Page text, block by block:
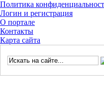
Политика
Логин и регистрация
О портале
Контакты
Карта сайта